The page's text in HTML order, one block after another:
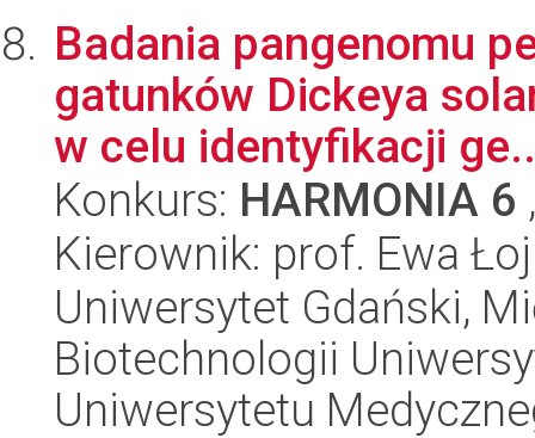
Badania pangenomu
gatunków Dickeya
w celu identyfikacji
Konkurs: HARMONIA 6
Kierownik: prof. Ewa
Uniwersytet Gdański,
Biotechnologii
Uniwersytetu